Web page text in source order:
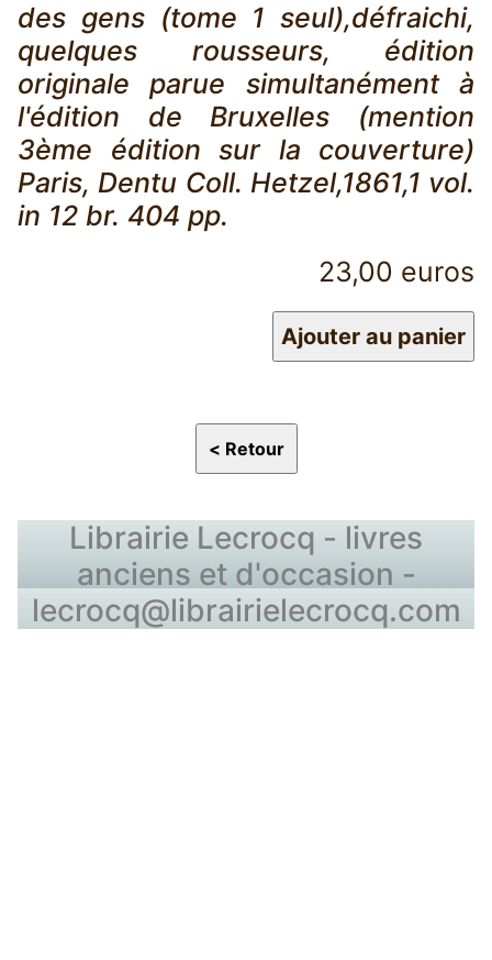
des gens (tome 1 seul),défraichi,
quelques rousseurs, édition
originale parue simultanément à
l'édition de Bruxelles (mention
3ème édition sur la couverture)
Paris, Dentu Coll. Hetzel,1861,1 vol.
in 12 br. 404 pp.
23,00 euros
Librairie Lecrocq - livres
anciens et d'occasion -
lecrocq@librairielecrocq.com